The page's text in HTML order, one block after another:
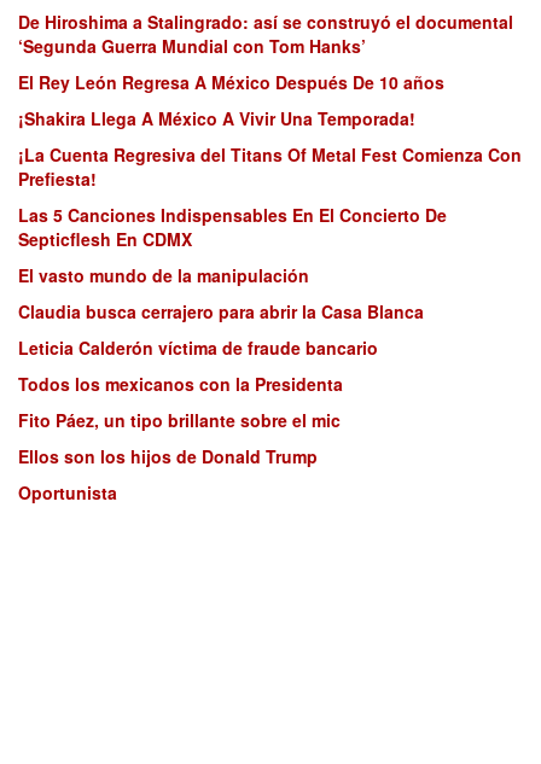
De Hiroshima a Stalingrado: así se construyó el documental
‘Segunda Guerra Mundial con Tom Hanks’
El Rey León Regresa A México Después De 10 años
¡Shakira Llega A México A Vivir Una Temporada!
¡La Cuenta Regresiva del Titans Of Metal Fest Comienza Con
Prefiesta!
Las 5 Canciones Indispensables En El Concierto De
Septicflesh En CDMX
El vasto mundo de la manipulación
Claudia busca cerrajero para abrir la Casa Blanca
Leticia Calderón víctima de fraude bancario
Todos los mexicanos con la Presidenta
Fito Páez, un tipo brillante sobre el mic
Ellos son los hijos de Donald Trump
Oportunista